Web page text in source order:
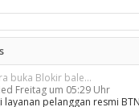
buka Blokir bale...
Freitag um 05:29 Uhr
layanan pelanggan resmi